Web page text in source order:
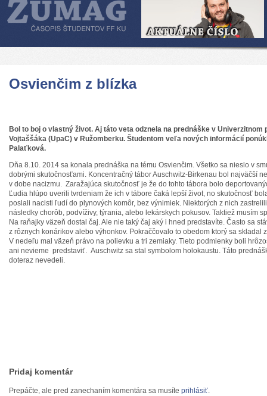
Osvienčim z blízka
Bol to boj o vlastný život. Aj táto veta odznela na prednáške v
Vojtaššáka (UpaC) v Ružomberku. Študentom veľa nových informácií
Palaťková.
Dňa 8.10. 2014 sa konala prednáška na tému Osvienčim. Všetko sa nieslo v
dobrými skutočnosťami. Koncentračný tábor Auschwitz-Birkenau bol najväčší
v dobe nacizmu. Zaražajúca skutočnosť je že do tohto tábora bolo
Ľudia hlúpo uverili tvrdeniam že ich v tábore čaká lepší život, no skutočnosť
poslali nacisti ľudí do plynových komôr, bez výnimiek. Niektorých z nich
následky chorôb, podvíživy, týrania, alebo lekárskych pokusov. Taktiež musím
Na raňajky väzeň dostal čaj. Ale nie taký čaj aký i hned predstavíte. Často sa
z rôznych konárikov alebo výhonkov. Pokraččovalo to obedom ktorý sa skladal
V nedeľu mal väzeň právo na polievku a tri zemiaky. Tieto podmienky boli
ani nevieme predstaviť. Auschwitz sa stal symbolom holokaustu. Táto
doteraz nevedeli.
Pridaj komentár
Prepáčte, ale pred zanechaním komentára sa musíte prihlásiť.